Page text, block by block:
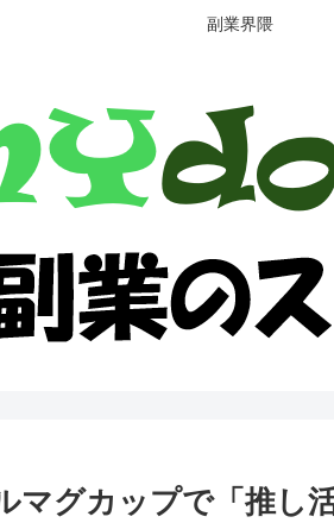
副業界隈
マグカップで「推し